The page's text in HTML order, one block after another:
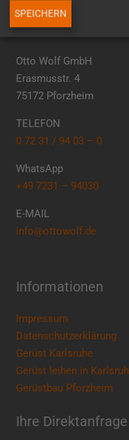
So erreichen Sie
Otto Wolf GmbH
Erasmusstr. 4
75172 Pforzheim
TELEFON
0 72 31 / 94 03 – 0
WhatsApp
+49 7231 – 94030
E-MAIL
info@ottowolf.de
Informationen
Impressum
Datenschutzerklärung
Gerüst Karlsruhe
Gerüst leihen in
Gerüstbau Pforzheim
Ihre Direktanfrage
SPEICHERN